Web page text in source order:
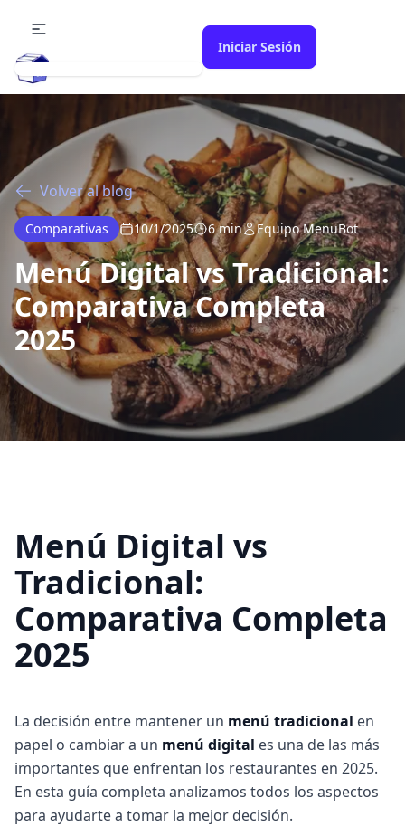
Iniciar Sesión
Volver al blog
Comparativas 10/1/2025 6 min Equipo MenuBot
Menú Digital vs Tradicional:
Comparativa Completa
2025
Menú Digital vs
Tradicional:
Comparativa Completa
2025
La decisión entre mantener un menú tradicional en
papel o cambiar a un menú digital es una de las más
importantes que enfrentan los restaurantes en 2025.
En esta guía completa analizamos todos los aspectos
para ayudarte a tomar la mejor decisión.